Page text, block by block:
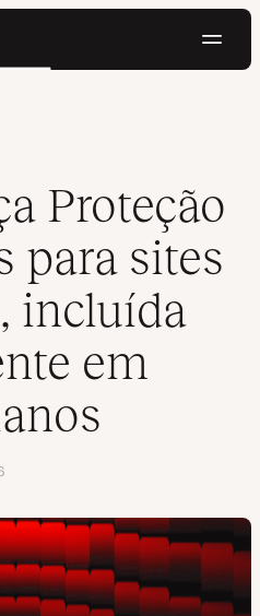
para sites WordPress,
Proteção
para sites
incluída
em